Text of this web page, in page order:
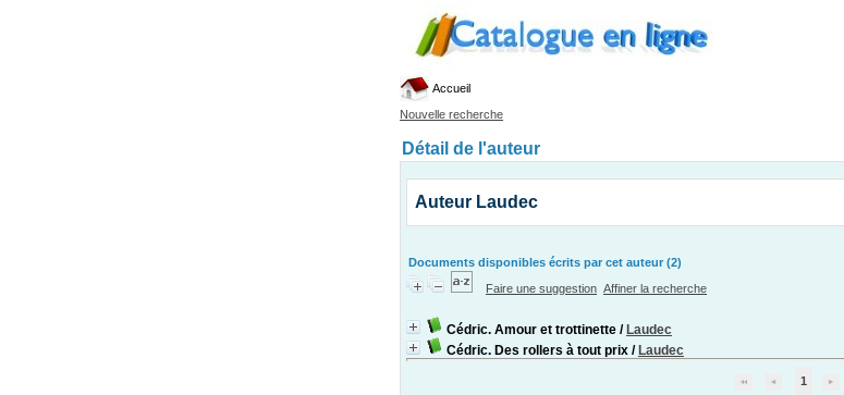
Accueil
Nouvelle recherche
Détail de l'auteur
Auteur Laudec
Documents disponibles écrits par cet auteur (2)
Faire une suggestion Affiner la recherche
Cédric. Amour et trottinette / Laudec
Cédric. Des rollers à tout prix / Laudec
1